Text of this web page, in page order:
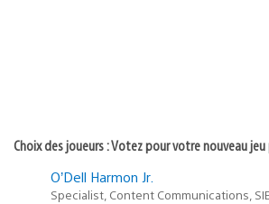
Choix des joueurs : Votez pour votre nouveau
O’Dell Harmon Jr.
Specialist, Content Communications, SIE